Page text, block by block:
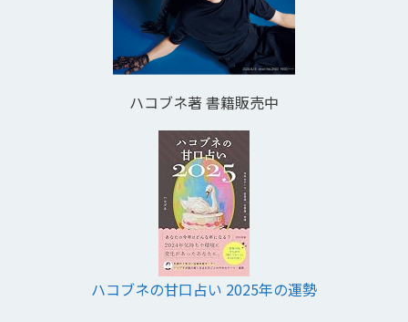
ハコブネ著 書籍販売中
ハコブネの甘口占い 2025年の運勢